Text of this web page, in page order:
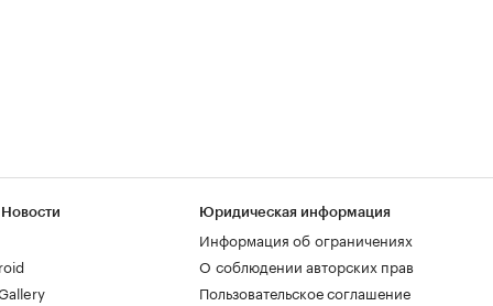
Юридическая информация
Информация об ограничениях
О соблюдении авторских прав
Пользовательское соглашение